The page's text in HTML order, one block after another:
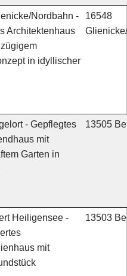
Nordbahn -
Architektenhaus
in idyllischer
16548
- Gepflegtes
mit
Garten in
13505
Heiligensee -
mit
13503